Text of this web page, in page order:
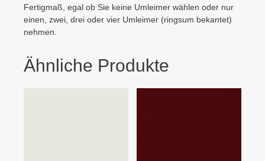
Fertigmaß, egal ob Sie keine Umleimer wählen oder nur
einen, zwei, drei oder vier Umleimer (ringsum bekantet)
nehmen.
Ähnliche Produkte